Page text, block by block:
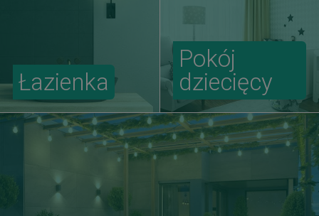
Łazienka
Pokój
dziecięcy